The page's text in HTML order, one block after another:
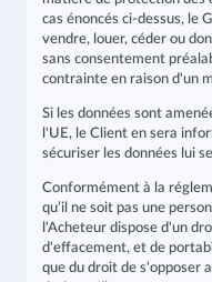
cas énoncés ci-dessus, le
vendre, louer, céder ou
sans consentement
contrainte en raison d'un
Si les données sont
l'UE, le Client en sera
sécuriser les données lui
Conformément à la
qu’il ne soit pas une
l'Acheteur dispose d'un
d'effacement, et de
que du droit de s'opposer